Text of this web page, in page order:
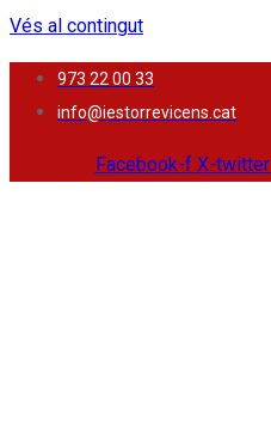
Vés al contingut
973 22 00 33
info@iestorrevicens.cat
Facebook-f X-twitter